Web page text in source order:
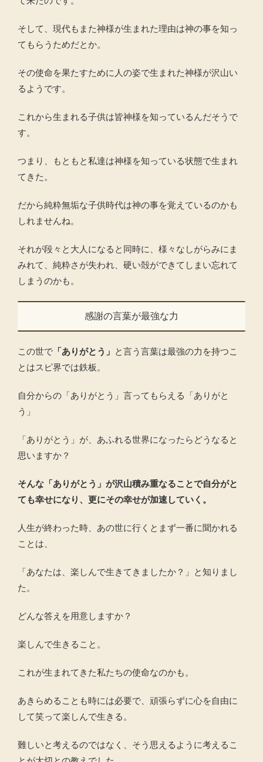
そして、現代もまた神様が生まれた理由は神の事を知っ
てもらうためだとか。
その使命を果たすために人の姿で生まれた神様が沢山い
るようです。
これから生まれる子供は皆神様を知っているんだそうで
す。
つまり、もともと私達は神様を知っている状態で生まれ
てきた。
だから純粋無垢な子供時代は神の事を覚えているのかも
しれませんね。
それが段々と大人になると同時に、様々なしがらみにま
みれて、純粋さが失われ、硬い殻ができてしまい忘れて
しまうのかも。
感謝の言葉が最強な力
この世で 「ありがとう」 と言う言葉は最強の力を持つこ
とはスピ界では鉄板。
自分からの「ありがとう」言ってもらえる「ありがと
う」
「ありがとう」が、あふれる世界になったらどうなると
思いますか？
そんな「ありがとう」が沢山積み重なることで自分がと
ても幸せになり、更にその幸せが加速していく。
人生が終わった時、あの世に行くとまず一番に聞かれる
ことは、
「あなたは、楽しんで生きてきましたか？」と知りまし
た。
どんな答えを用意しますか？
楽しんで生きること。
これが生まれてきた私たちの使命なのかも。
あきらめることも時には必要で、頑張らずに心を自由に
して笑って楽しんで生きる。
難しいと考えるのではなく、そう思えるように考えるこ